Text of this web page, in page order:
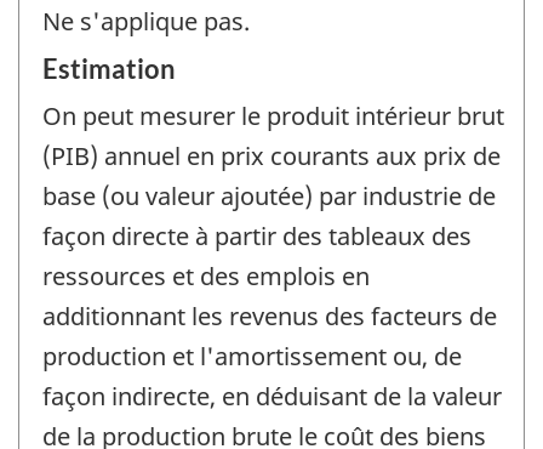
Ne s'applique pas.
Estimation
On peut mesurer le produit intérieur brut
(PIB) annuel en prix courants aux prix de
base (ou valeur ajoutée) par industrie de
façon directe à partir des tableaux des
ressources et des emplois en
additionnant les revenus des facteurs de
production et l'amortissement ou, de
façon indirecte, en déduisant de la valeur
de la production brute le coût des biens